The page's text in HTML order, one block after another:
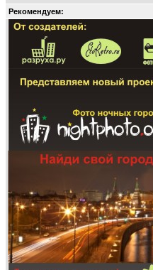
Рекомендуем: